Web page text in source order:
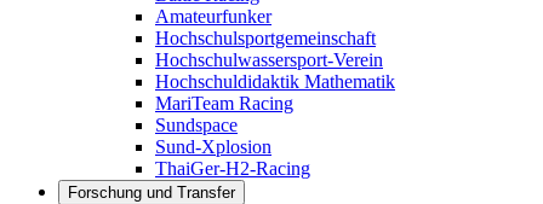
Amateurfunker
Hochschulsportgemeinschaft
Hochschulwassersport-Verein
Hochschuldidaktik Mathematik
MariTeam Racing
Sundspace
Sund-Xplosion
ThaiGer-H2-Racing
Forschung und Transfer